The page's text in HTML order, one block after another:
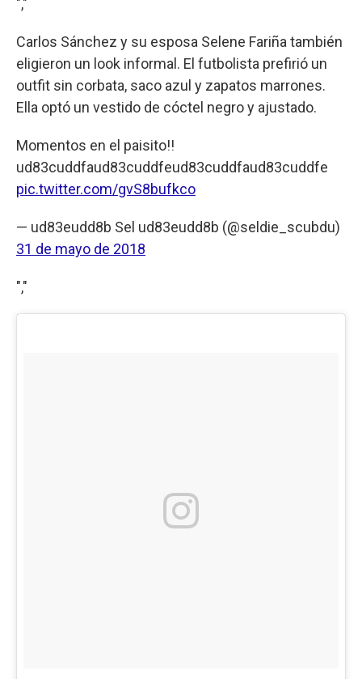
Carlos Sánchez y su esposa Selene Fariña también
eligieron un look informal. El futbolista prefirió un
outfit sin corbata, saco azul y zapatos marrones.
Ella optó un vestido de cóctel negro y ajustado.
Momentos en el paisito!!
ud83cuddfaud83cuddfeud83cuddfaud83cuddfe
pic.twitter.com/gvS8bufkco
— ud83eudd8b Sel ud83eudd8b (@seldie_scubdu)
31 de mayo de 2018
","